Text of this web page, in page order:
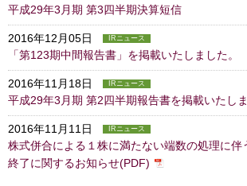
平成29年3月期 第3四半期決算短信
2016年12月05日 IRニュース
「第123期中間報告書」を掲載いたしました。
2016年11月18日 IRニュース
平成29年3月期 第2四半期報告書を掲載いたしま
2016年11月11日 IRニュース
株式併合による１株に満たない端数の処理に伴
終了に関するお知らせ(PDF)